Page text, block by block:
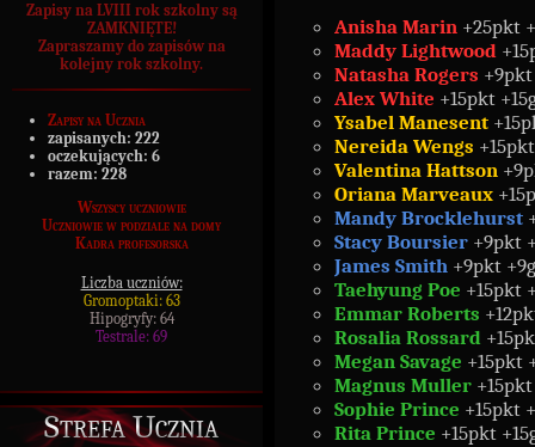
Zapisy na LVIII rok szkolny są
ZAMKNIĘTE!
Zapraszamy do zapisów na
kolejny rok szkolny.
Zapisy na Ucznia
zapisanych: 222
oczekujących: 6
razem: 228
Wszyscy uczniowie
Uczniowie w podziale na domy
Kadra profesorska
Liczba uczniów:
Gromoptaki: 63
Hipogryfy: 64
Testrale: 69
Strefa Ucznia
Anisha Marin +25pkt
Maddy Lightwood
Natasha Rogers
Alex White +15pkt
Ysabel Manesent
Nereida Wengs
Valentina Hattson
Oriana Marveaux
Mandy Brocklehurst
Stacy Boursier +9pkt
James Smith +9pkt
Taehyung Poe +15pkt
Emmar Roberts
Rosalia Rossard
Megan Savage +15pkt
Magnus Muller
Sophie Prince +15pkt
Rita Prince +15pkt